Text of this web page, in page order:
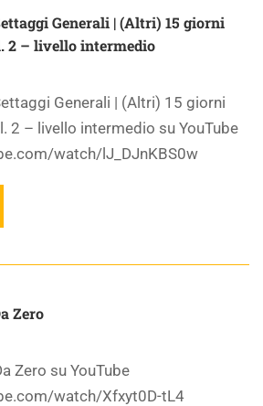
Generali | (Altri) 15 giorni
2 – livello intermedio
Generali | (Altri) 15 giorni
2 – livello intermedio su YouTube
watch/lJ_DJnKBS0w
Zero
Zero su YouTube
watch/Xfxyt0D-tL4